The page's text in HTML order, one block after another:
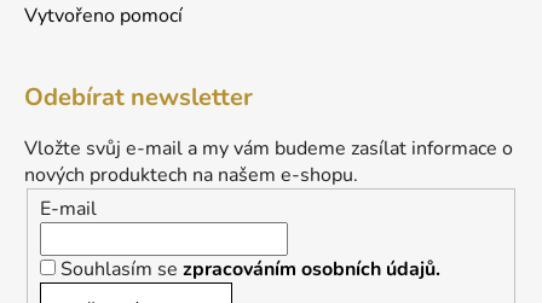
Vytvořeno pomocí
Odebírat newsletter
Vložte svůj e-mail a my vám budeme zasílat informace o
nových produktech na našem e-shopu.
E-mail
Souhlasím se zpracováním osobních údajů.